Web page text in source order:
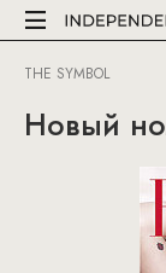
THE SYMBOL
Новый